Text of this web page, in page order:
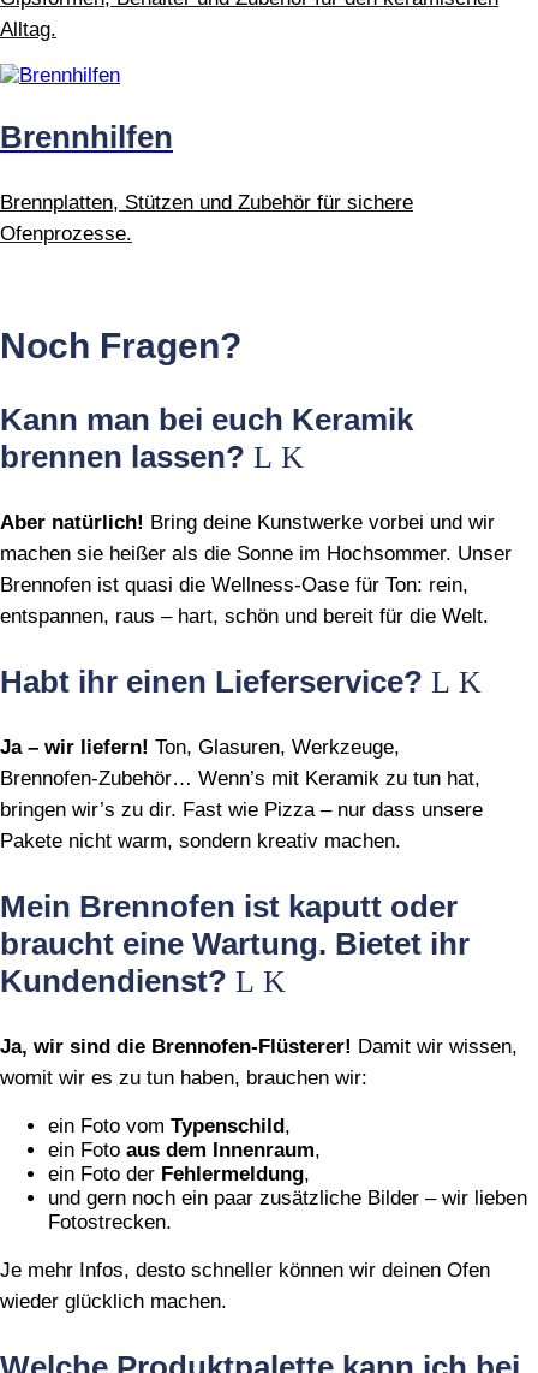
Alltag.
Brennhilfen
Brennplatten, Stützen und Zubehör für sichere
Ofenprozesse.
Noch Fragen?
Kann man bei euch Keramik
brennen lassen?
Aber natürlich! Bring deine Kunstwerke vorbei und wir
machen sie heißer als die Sonne im Hochsommer. Unser
Brennofen ist quasi die Wellness‑Oase für Ton: rein,
entspannen, raus – hart, schön und bereit für die Welt.
Habt ihr einen Lieferservice?
Ja – wir liefern! Ton, Glasuren, Werkzeuge,
Brennofen‑Zubehör… Wenn’s mit Keramik zu tun hat,
bringen wir’s zu dir. Fast wie Pizza – nur dass unsere
Pakete nicht warm, sondern kreativ machen.
Mein Brennofen ist kaputt oder
braucht eine Wartung. Bietet ihr
Kundendienst?
Ja, wir sind die Brennofen‑Flüsterer! Damit wir wissen,
womit wir es zu tun haben, brauchen wir:
ein Foto vom Typenschild,
ein Foto aus dem Innenraum,
ein Foto der Fehlermeldung,
und gern noch ein paar zusätzliche Bilder – wir lieben
Fotostrecken.
Je mehr Infos, desto schneller können wir deinen Ofen
wieder glücklich machen.